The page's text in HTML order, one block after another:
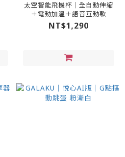
太空智能飛機杯｜全自動伸縮
＋電動加溫＋語音互動款
NT$1,290